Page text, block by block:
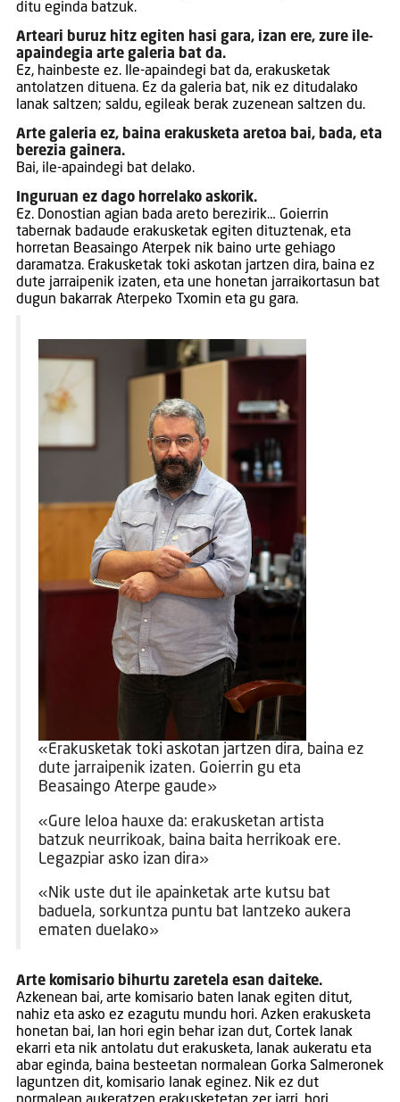
ditu eginda batzuk.
Arteari buruz hitz egiten hasi gara, izan ere, zure ile-
apaindegia arte galeria bat da.
Ez, hainbeste ez. Ile-apaindegi bat da, erakusketak
antolatzen dituena. Ez da galeria bat, nik ez ditudalako
lanak saltzen; saldu, egileak berak zuzenean saltzen du.
Arte galeria ez, baina erakusketa aretoa bai, bada, eta
berezia gainera.
Bai, ile-apaindegi bat delako.
Inguruan ez dago horrelako askorik.
Ez. Donostian agian bada areto berezirik… Goierrin
tabernak badaude erakusketak egiten dituztenak, eta
horretan Beasaingo Aterpek nik baino urte gehiago
daramatza. Erakusketak toki askotan jartzen dira, baina ez
dute jarraipenik izaten, eta une honetan jarraikortasun bat
dugun bakarrak Aterpeko Txomin eta gu gara.
«Erakusketak toki askotan jartzen dira, baina ez
dute jarraipenik izaten. Goierrin gu eta
Beasaingo Aterpe gaude»
«Gure leloa hauxe da: erakusketan artista
batzuk neurrikoak, baina baita herrikoak ere.
Legazpiar asko izan dira»
«Nik uste dut ile apainketak arte kutsu bat
baduela, sorkuntza puntu bat lantzeko aukera
ematen duelako»
Arte komisario bihurtu zaretela esan daiteke.
Azkenean bai, arte komisario baten lanak egiten ditut,
nahiz eta asko ez ezagutu mundu hori. Azken erakusketa
honetan bai, lan hori egin behar izan dut, Cortek lanak
ekarri eta nik antolatu dut erakusketa, lanak aukeratu eta
abar eginda, baina besteetan normalean Gorka Salmeronek
laguntzen dit, komisario lanak eginez. Nik ez dut